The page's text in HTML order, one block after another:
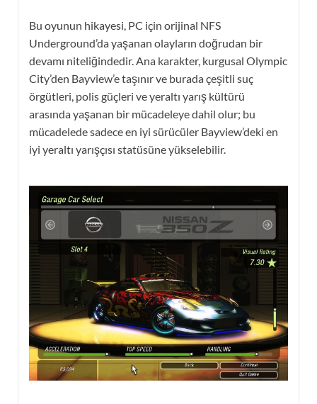
Bu oyunun hikayesi, PC için orijinal NFS
Underground’da yaşanan olayların doğrudan bir
devamı niteliğindedir. Ana karakter, kurgusal Olympic
City’den Bayview’e taşınır ve burada çeşitli suç
örgütleri, polis güçleri ve yeraltı yarış kültürü
arasında yaşanan bir mücadeleye dahil olur; bu
mücadelede sadece en iyi sürücüler Bayview’deki en
iyi yeraltı yarışçısı statüsüne yükselebilir.